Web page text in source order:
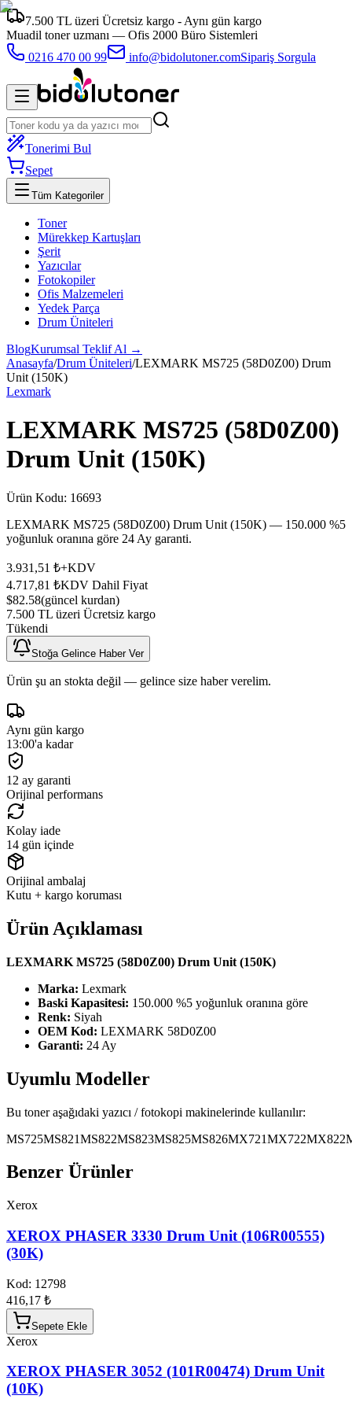
7.500 TL üzeri Ücretsiz kargo - Aynı gün kargo
Muadil toner uzmanı — Ofis 2000 Büro Sistemleri
0216 470 00 99
info@bidolutoner.comSipariş Sorgula
Tonerimi Bul
Sepet
Tüm Kategoriler
Toner
Mürekkep Kartuşları
Şerit
Yazıcılar
Fotokopiler
Ofis Malzemeleri
Yedek Parça
Drum Üniteleri
BlogKurumsal Teklif Al →
Anasayfa/Drum Üniteleri/LEXMARK MS725 (58D0Z00) Drum
Unit (150K)
Lexmark
LEXMARK MS725 (58D0Z00)
Drum Unit (150K)
Ürün Kodu: 16693
LEXMARK MS725 (58D0Z00) Drum Unit (150K) — 150.000 %5
yoğunluk oranına göre 24 Ay garanti.
3.931,51 ₺+KDV
4.717,81 ₺KDV Dahil Fiyat
$82.58(güncel kurdan)
7.500 TL üzeri Ücretsiz kargo
Tükendi
Stoğa Gelince Haber Ver
Ürün şu an stokta değil — gelince size haber verelim.
Aynı gün kargo
13:00'a kadar
12 ay garanti
Orijinal performans
Kolay iade
14 gün içinde
Orijinal ambalaj
Kutu + kargo koruması
Ürün Açıklaması
LEXMARK MS725 (58D0Z00) Drum Unit (150K)
Marka: Lexmark
Baski Kapasitesi: 150.000 %5 yoğunluk oranına göre
Renk: Siyah
OEM Kod: LEXMARK 58D0Z00
Garanti: 24 Ay
Uyumlu Modeller
Bu toner aşağıdaki yazıcı / fotokopi makinelerinde kullanılır:
MS725MS821MS822MS823MS825MS826MX721MX722MX822
Benzer Ürünler
Xerox
XEROX PHASER 3330 Drum Unit (106R00555)
(30K)
Kod: 12798
416,17 ₺
Sepete Ekle
Xerox
XEROX PHASER 3052 (101R00474) Drum Unit
(10K)